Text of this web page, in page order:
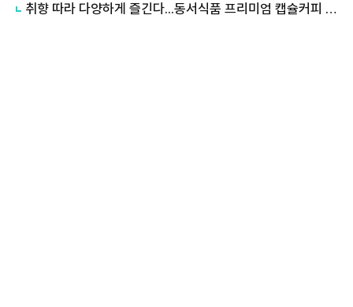
취향 따라 다양하게 즐긴다...동서식품 프리미엄 캡슐커피 '카누 바리스타'